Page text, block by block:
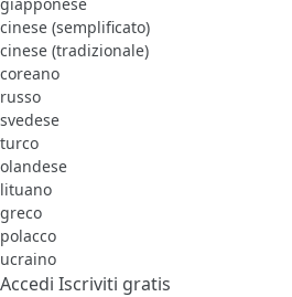
cinese (semplificato)
cinese (tradizionale)
coreano
russo
svedese
turco
olandese
lituano
greco
polacco
ucraino
Accedi Iscriviti gratis